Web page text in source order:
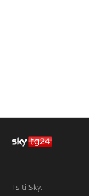
I siti Sky: